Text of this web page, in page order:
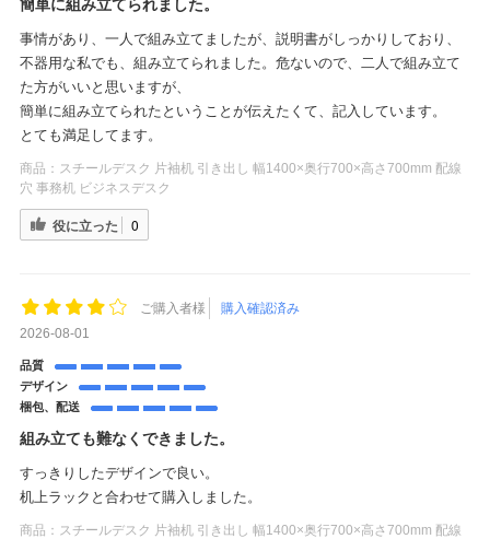
簡単に組み立てられました。
事情があり、一人で組み立てましたが、説明書がしっかりしており、
不器用な私でも、組み立てられました。危ないので、二人で組み立て
た方がいいと思いますが、
簡単に組み立てられたということが伝えたくて、記入しています。
とても満足してます。
商品： スチールデスク 片袖机 引き出し 幅1400×奥行700×高さ700mm 配線
穴 事務机 ビジネスデスク
役に立った 0
ご購入者様
購入確認済み
2026-08-01
品質
デザイン
梱包、配送
組み立ても難なくできました。
すっきりしたデザインで良い。
机上ラックと合わせて購入しました。
商品： スチールデスク 片袖机 引き出し 幅1400×奥行700×高さ700mm 配線